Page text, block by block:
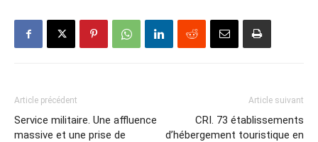
Article précédent
Service militaire. Une affluence
massive et une prise de
Article suivant
CRI. 73 établissements
d’hébergement touristique en